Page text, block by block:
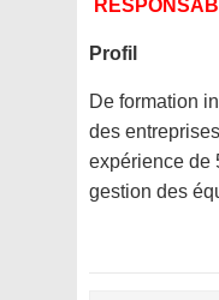
Profil
De formation
des
expérience de
gestion des